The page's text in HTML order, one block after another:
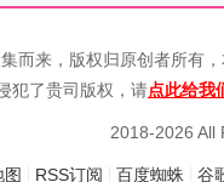
而来，版权归原创者所有
犯了贵司版权，请点此给我
2018-2026 All
图 RSS订阅 百度蜘蛛 谷